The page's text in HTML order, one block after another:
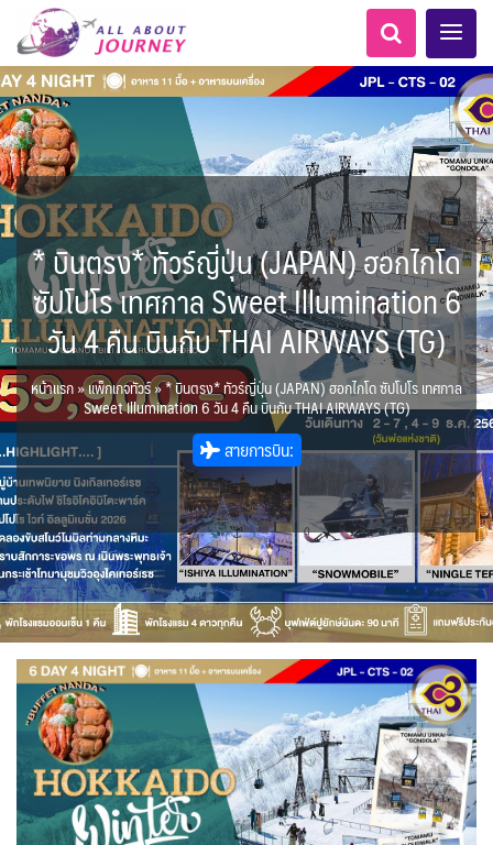
เอเชียกลาง 6 LKA ศรีลังกา 0
AFG อัฟกานิสถาน 0
LKA ศรีลังกา + BGD บังคลา
ศ
0
BTN ภูฏาน 2
BRN บรูไน 0
KHM กัมพูชา 0 จีน 283
HKG ฮ่องกง - มาเก๊า 10 IND อินเดีย 21
IDN อินโดนีเซีย 3 IRN อิหร่าน 0
IRQ อิรัก 0 ISR อิสราเอล 0
JPN ญี่ปุ่น 70 JOR จอร์แดน 4
KAZ คาซัคสถาน 19 KORS เกาหลีใต้ 2
KGZ คีร์กีซสถาน 4 LAO ลาว 0
LBN เลบานอน 0 MYS มาเลเซีย 0
MDV มัลดีฟส์ 0 MNG มองโกเลีย 2
MMR เมียนมาร์ NPL เนปาล 0
OMN โอมาน 0 PAK ปากีสถาน 8
PHL ฟิลิปปินส์ 1 SAU ซาอุดิอาระเบีย 1
SGP สิงคโปร์ 4
แอลเบเนีย - Albania 0 Balkan บอลข่าน 1
สวิตเซอร์แลนด์ เยอรมนี
ฝรั่งเศส
1
MNE มอนเตเนโกร 1 ล่าแสงเหนือ-ใต้ 11
Baltic บอลติก 4 ยุโรปตะวันออก 12
ยุโรปราคาถูก 1
ออสเตรีย - Austria 3 AZE อาเซอร์ไบจาน 2
BIH บอสเนีย & เฮอร์เซโกวีนา
1
BLR เบลารุส 0
BEL เบลเยี่ยม 0
HRV โครเอเชีย 3 CYP ไซปรัส 0
CZE เช็ก 0
DNK เดนมาร์ก 2 FIN ฟินแลนด์ 3
FRA ฝรั่งเศส 1 FRO หมู่เกาะแฟโร 2
GEO จอร์เจีย 10
DEU เยอรมนี GRC กรีซ 1
GRL กรีนแลนด์ 3 ISL ไอซ์แลนด์ 4
ITA อิตาลี 9 MDA มอลโดวา 0
MLT มอลต้า 1
อเมริกาใต้ 8 อเมริกากลาง 1
ARG อาร์เจนตินา 3
CAN แคนาดา 3 CUB คิวบา 0
CHL ชิลี 3
ECU เอกวาดอร์ 0 PER เปรู 2
USA สหรัฐอเมริกา 6 บราซิล เปรู 3
เม็กซิโก คิวบา 1 อเมริกา แคนาดา 1
ทัวร์ ล่องเรือสำราญยุโรป 5 ทัวร์ ล่องเรือสำราญอลาสก้า
1
ทัวร์ ล่องเรือสำราญอเมริกา
1
ทัวร์ ล่องเรือสำราญเอเชีย 0
ทัวร์ ล่องเรือสำราญประเท
ศอื่นๆ
4
ไมโครนีเซีย - Micronesia 1 ขั้วโลกใต้ 2
ขั้วโลกเหนือ 2 นิวซีแลนด์ - New Zealand
11
เกาะโบราโบร่า - Bora Bora
0
ตูนีเซีย - Tunisia 1
แอฟริกาใต้ - South Africa
โมร็อคโค - Morocco 6 แทนซาเนีย - Tanzania 2
เคนย่า - Kenya นามิเบีย - Namibia 1
แอลจีเรีย - Algeria 0
ออสเตรเลีย - Australia 18 ลิเบีย - Libya
ทัวร์ อันซีน ประเทศแปลก 31
บราซิล - Brazil 0 เอธิโอเปีย - Ethiopia 0
อียิปต์ - Egypt 11
ล่องเรือดินเนอร์ วันวาเลนไทน์
22
ล่องเรือดินเนอร์วันลอยกระทง
21
ล่องเรือดินเนอร์วันปีใหม่ 22 เรือรอบกลางวัน กทม. 2
ล่องเรือดินเนอร์แม่น้ำ
าพระยา
34
ล่องเรือโปรแกรมอยุธยา 9
ล่องเรือ รอบ Sunset 14
ล่องเรือเหมาลำ / เหมาชั้น /
อยอร์ช / Speed Boat ส่วนตัวทั่ว
ะเทศ
255
เรือยอร์ช / Speed Boat ฯลฯ
บ Join ทั่วประเทศ
72
ตั๋วสวนสนุก 0 บุฟเฟต์โรงแรม/ร้านอาหาร 2
บุฟเฟต์ใบหยก 7 ไทยบัสฟู้ดทัวร์ 1
ตั๋วเรือ Hop-on Hop-off 0
โปรแกรมทัวร์ทั่วไทย 0 แต่งชุดไทยถ่ายรูปวัดอรุณฯ
1
พิเศษ! ล่องเรือเทศกาลชมพลุ
ยา
1
ห้องพักราคาพิเศษ 3
ข่าวที่น่าสนใจ
ความรู้ทั่วไป
สถานที่ท่องเที่ยว
* บินตรง* ทัวร์ญี่ปุ่น (JAPAN) ฮอกไกโด
ซัปโปโร เทศกาล Sweet Illumination 6
วัน 4 คืน บินกับ THAI AIRWAYS (TG)
หน้าแรก»แพ็กเกจทัวร์»* บินตรง* ทัวร์ญี่ปุ่น (JAPAN) ฮอกไกโด ซัปโปโร เทศกาล
Sweet Illumination 6 วัน 4 คืน บินกับ THAI AIRWAYS (TG)
สายการบิน: